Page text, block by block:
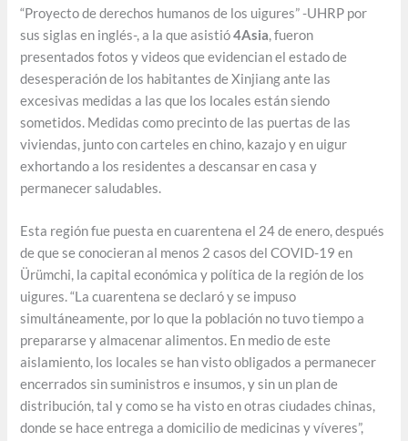
“Proyecto de derechos humanos de los uigures” -UHRP por
sus siglas en inglés-, a la que asistió4Asia, fueron
presentados fotos y videos que evidencian el estado de
desesperación de los habitantes de Xinjiang ante las
excesivas medidas a las que los locales están siendo
sometidos. Medidas como precinto de las puertas de las
viviendas, junto con carteles en chino, kazajo y en uigur
exhortando a los residentes a descansar en casa y
permanecer saludables.
Esta región fue puesta en cuarentena el 24 de enero, después
de que se conocieran al menos 2 casos del COVID-19 en
Ürümchi, la capital económica y política de la región de los
uigures. “La cuarentena se declaró y se impuso
simultáneamente, por lo que la población no tuvo tiempo a
prepararse y almacenar alimentos. En medio de este
aislamiento, los locales se han visto obligados a permanecer
encerrados sin suministros e insumos, y sin un plan de
distribución, tal y como se ha visto en otras ciudades chinas,
donde se hace entrega a domicilio de medicinas y víveres”,